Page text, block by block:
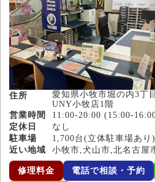
住所
愛知県小牧市堀の内3丁
UNY小牧店1階
営業時間
11:00-20:00 (15:00-
定休日
なし
駐車場
1,700台(立体駐車場あり)
近い地域
小牧市,犬山市,北名古屋
修理料金 電話で相談・予約